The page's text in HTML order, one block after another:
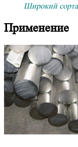
Широкий
Применение